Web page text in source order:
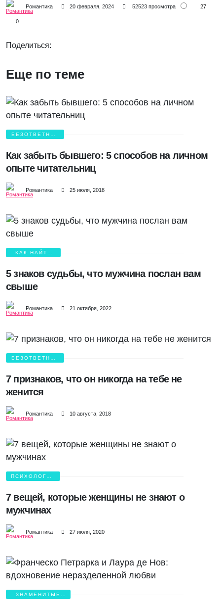
Романтика 20 февраля, 2024 52523 просмотра 27
0
Поделиться:
Еще по теме
БЕЗОТВЕТНАЯ
Как забыть бывшего: 5 способов на личном
опыте читательниц
Романтика 25 июля, 2018
КАК НАЙТИ
5 знаков судьбы, что мужчина послан вам
свыше
Романтика 21 октября, 2022
БЕЗОТВЕТНАЯ
7 признаков, что он никогда на тебе не
женится
Романтика 10 августа, 2018
ПСИХОЛОГИЯ
7 вещей, которые женщины не знают о
мужчинах
Романтика 27 июля, 2020
ЗНАМЕНИТЫЕ